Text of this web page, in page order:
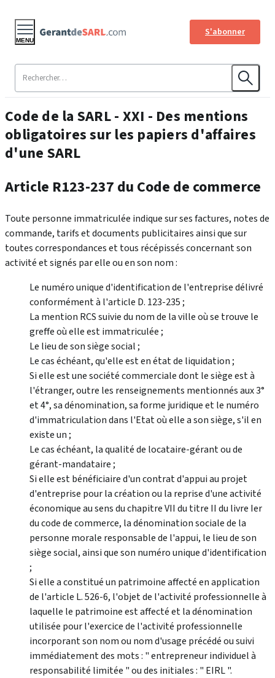
S'abonner
MENU
Code de la SARL - XXI - Des ment​ions
obligatoires sur les papiers d'affaires
d'une SARL
Article R123-237 du Code de commerce
Toute personne immatriculée indique sur ses factures, notes de
commande, tarifs et documents publicitaires ainsi que sur
toutes correspondances et tous récépissés concernant son
activité et signés par elle ou en son nom :
Le numéro unique d'identification de l'entreprise délivré
conformément à l'article D. 123-235 ;
La mention RCS suivie du nom de la ville où se trouve le
greffe où elle est immatriculée ;
Le lieu de son siège social ;
Le cas échéant, qu'elle est en état de liquidation ;
Si elle est une société commerciale dont le siège est à
l'étranger, outre les renseignements mentionnés aux 3°
et 4°, sa dénomination, sa forme juridique et le numéro
d'immatriculation dans l'Etat où elle a son siège, s'il en
existe un ;
Le cas échéant, la qualité de locataire-gérant ou de
gérant-mandataire ;
Si elle est bénéficiaire d'un contrat d'appui au projet
d'entreprise pour la création ou la reprise d'une activité
économique au sens du chapitre VII du titre II du livre Ier
du code de commerce, la dénomination sociale de la
personne morale responsable de l'appui, le lieu de son
siège social, ainsi que son numéro unique d'identification
;
Si elle a constitué un patrimoine affecté en application
de l'article L. 526-6, l'objet de l'activité professionnelle à
laquelle le patrimoine est affecté et la dénomination
utilisée pour l'exercice de l'activité professionnelle
incorporant son nom ou nom d'usage précédé ou suivi
immédiatement des mots : " entrepreneur individuel à
responsabilité limitée " ou des initiales : " EIRL ".